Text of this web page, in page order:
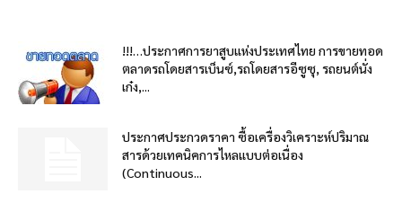
!!!…ประกาศการยาสูบแห่งประเทศไทย การขายทอด
ตลาดรถโดยสารเบ็นซ์,รถโดยสารอีซูซุ, รถยนต์นั่ง
เก๋ง,...
ประกาศประกวดราคา ซื้อเครื่องวิเคราะห์ปริมาณ
สารด้วยเทคนิคการไหลแบบต่อเนื่อง
(Continuous...